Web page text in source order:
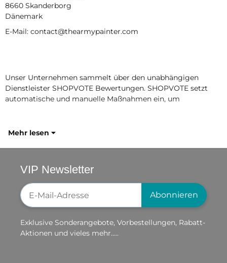
8660 Skanderborg
Dänemark
E-Mail: contact@thearmypainter.com
Unser Unternehmen sammelt über den unabhängigen
Dienstleister SHOPVOTE Bewertungen. SHOPVOTE setzt
automatische und manuelle Maßnahmen ein, um
Mehr lesen
VIP Newsletter
Newsletter-Registrierung
Abonnieren
Exklusive Sonderangebote, Vorbestellungen, Rabatt-
Aktionen und vieles mehr.....